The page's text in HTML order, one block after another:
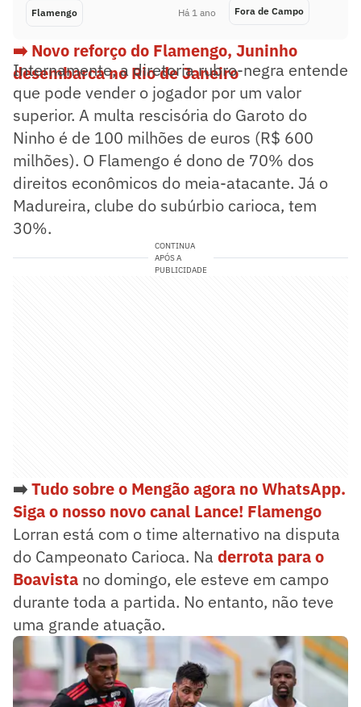
Flamengo Há 1 ano Fora de Campo
➡️ Novo reforço do Flamengo, Juninho
desembarca no Rio de Janeiro
Internamente, a diretoria rubro-negra entende
que pode vender o jogador por um valor
superior. A multa rescisória do Garoto do
Ninho é de 100 milhões de euros (R$ 600
milhões). O Flamengo é dono de 70% dos
direitos econômicos do meia-atacante. Já o
Madureira, clube do subúrbio carioca, tem
30%.
CONTINUA
APÓS A
PUBLICIDADE
➡️Tudo sobre o Mengão agora no WhatsApp.
Siga o nosso novo canal Lance! Flamengo
Lorran está com o time alternativo na disputa
do Campeonato Carioca. Na derrota para o
Boavista no domingo, ele esteve em campo
durante toda a partida. No entanto, não teve
uma grande atuação.